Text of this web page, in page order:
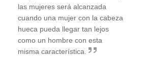
las mujeres será alcanzada
cuando una mujer con la cabeza
hueca pueda llegar tan lejos
como un hombre con esta
misma característica.